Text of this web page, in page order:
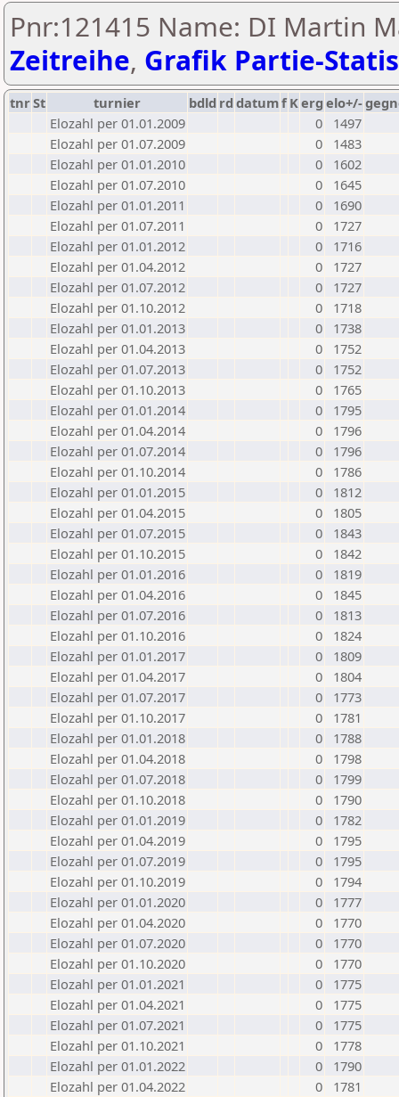
Pnr:121415 Name: DI Martin
Zeitreihe, Grafik Partie-
tnrSt turnier bdld rd datumf Kerg elo+/-
Elozahl per 01.01.2009
0
1497
Elozahl per 01.07.2009
0
1483
Elozahl per 01.01.2010
0
1602
Elozahl per 01.07.2010
0
1645
Elozahl per 01.01.2011
0
1690
Elozahl per 01.07.2011
0
1727
Elozahl per 01.01.2012
0
1716
Elozahl per 01.04.2012
0
1727
Elozahl per 01.07.2012
0
1727
Elozahl per 01.10.2012
0
1718
Elozahl per 01.01.2013
0
1738
Elozahl per 01.04.2013
0
1752
Elozahl per 01.07.2013
0
1752
Elozahl per 01.10.2013
0
1765
Elozahl per 01.01.2014
0
1795
Elozahl per 01.04.2014
0
1796
Elozahl per 01.07.2014
0
1796
Elozahl per 01.10.2014
0
1786
Elozahl per 01.01.2015
0
1812
Elozahl per 01.04.2015
0
1805
Elozahl per 01.07.2015
0
1843
Elozahl per 01.10.2015
0
1842
Elozahl per 01.01.2016
0
1819
Elozahl per 01.04.2016
0
1845
Elozahl per 01.07.2016
0
1813
Elozahl per 01.10.2016
0
1824
Elozahl per 01.01.2017
0
1809
Elozahl per 01.04.2017
0
1804
Elozahl per 01.07.2017
0
1773
Elozahl per 01.10.2017
0
1781
Elozahl per 01.01.2018
0
1788
Elozahl per 01.04.2018
0
1798
Elozahl per 01.07.2018
0
1799
Elozahl per 01.10.2018
0
1790
Elozahl per 01.01.2019
0
1782
Elozahl per 01.04.2019
0
1795
Elozahl per 01.07.2019
0
1795
Elozahl per 01.10.2019
0
1794
Elozahl per 01.01.2020
0
1777
Elozahl per 01.04.2020
0
1770
Elozahl per 01.07.2020
0
1770
Elozahl per 01.10.2020
0
1770
Elozahl per 01.01.2021
0
1775
Elozahl per 01.04.2021
0
1775
Elozahl per 01.07.2021
0
1775
Elozahl per 01.10.2021
0
1778
Elozahl per 01.01.2022
0
1790
Elozahl per 01.04.2022
0
1781